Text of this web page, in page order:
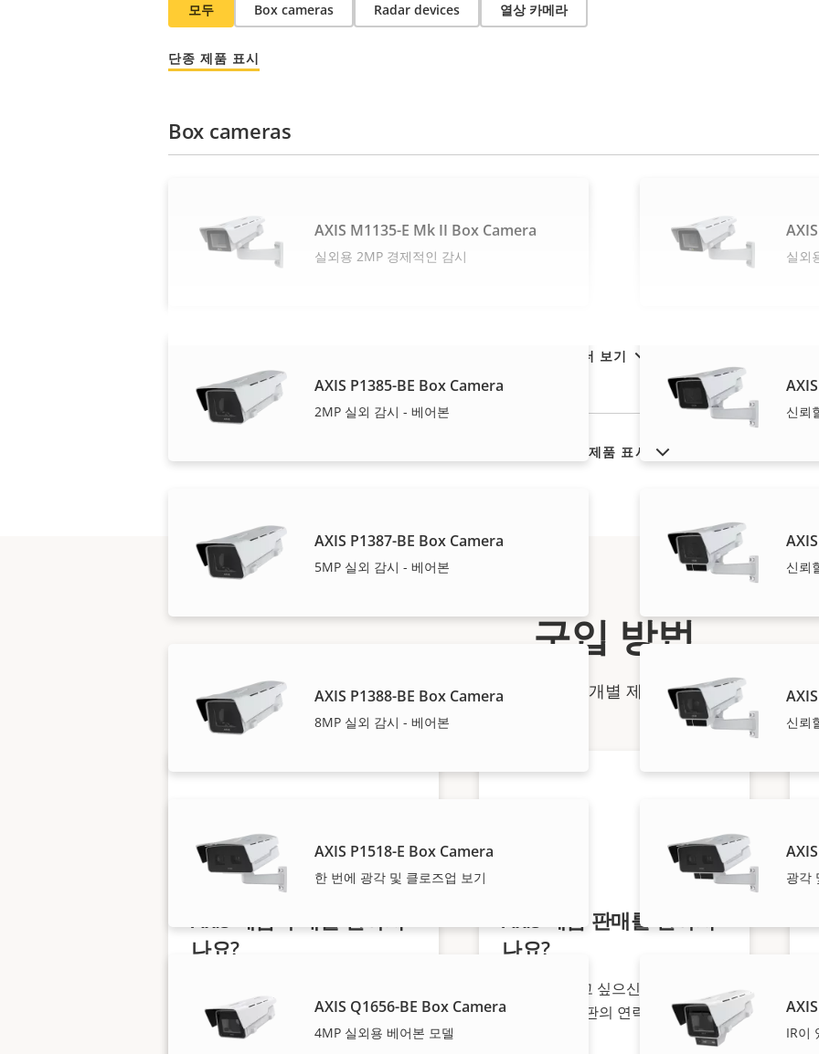
모두 Box cameras Radar devices 열상 카메라
단종 제품 표시
더 보기
Box cameras
AXIS M1135-E Mk II Box Camera
실외용 2MP 경제적인 감시 실외
AXIS P1385-BE Box Camera
2MP 실외 감시 - 베어본 신뢰
AXIS P1387-BE Box Camera
5MP 실외 감시 - 베어본 신뢰
AXIS P1388-BE Box Camera
8MP 실외 감시 - 베어본 신뢰
AXIS P1518-E Box Camera
한 번에 광각 및 클로즈업 보기 광각
AXIS Q1656-BE Box Camera
4MP 실외용 베어본 모델 IR이
단종 제품 표시
구입 방법
당사의 신뢰도 높은 파트너가 Axis 솔루션 및 개별 제품을 판매하고, 전문적
Axis 제품 구매를 원하시
나요?
품/시스템 설치업체를 찾아보세요.
Axis 제품 판매를 원하시
나요?
리셀러가 되고 싶으신가요? Axis 제
품/시스템 총판의 연락처 정보를 찾